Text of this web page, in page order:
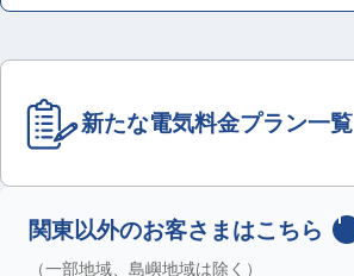
新たな電気料金プラン一覧
関東以外のお客さまはこちら
（一部地域、島嶼地域は除く）